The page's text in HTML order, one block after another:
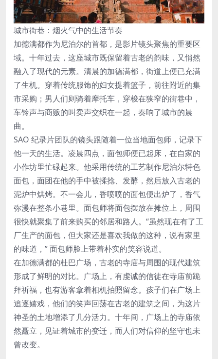
城市街巷：烟火气中的生活节奏
加德满都作为尼泊尔的首都，是影片镜头聚焦的重要区
域。十年过去，这座城市既保留着古老的韵味，又悄然
融入了现代的元素。清晨的加德满都，街道上便已充满
了生机。穿着传统服饰的妇女提着篮子，前往附近的集
市采购；男人们则骑着摩托车，穿梭在狭窄的街巷中，
车铃声与商贩的叫卖声交织在一起，奏响了城市的晨
曲。
SAO 纪录片团队的镜头跟随着一位当地面包师，记录下
他一天的生活。凌晨四点，面包师便已起床，在自家的
小作坊里忙碌起来。他采用传统的工艺制作尼泊尔特色
面包，面团在他的手中被揉捻、发酵，然后放入古老的
泥炉中烘烤。不一会儿，香喷喷的面包便出炉了，香气
弥漫在整条小巷里。面包师将面包摆放在摊位上，周围
很快就聚集了前来购买的邻居和路人。“虽然现在有了工
厂生产的面包，但大家还是喜欢我做的这种，说有家里
的味道，” 面包师脸上带着朴实的笑容说道。
在加德满都的杜巴广场，古老的寺庙与周围的现代建筑
形成了鲜明的对比。广场上，有虔诚的信徒在寺庙前跪
拜祈福，也有游客拿着相机拍照留念。孩子们在广场上
追逐嬉戏，他们的笑声回荡在古老的建筑之间，为这片
神圣的土地增添了几分活力。十年间，广场上的寺庙依
然矗立，见证着城市的变迁，而人们对信仰的坚守也未
曾改变。